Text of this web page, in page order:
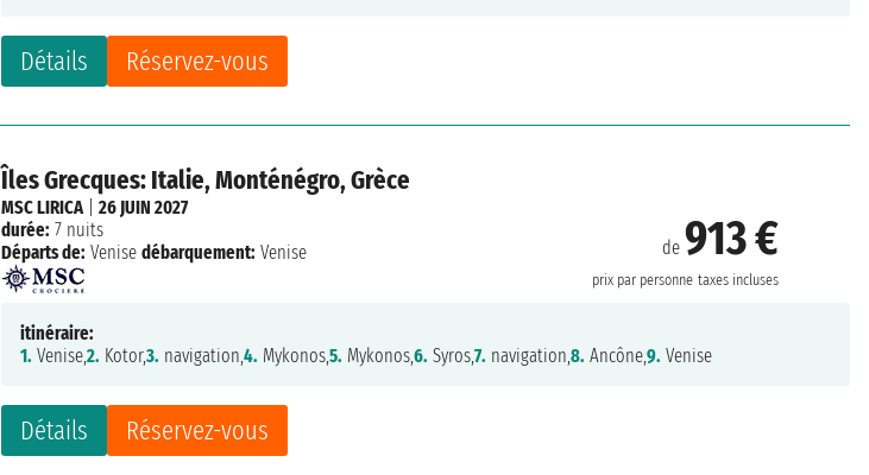
Détails Réservez-vous
Îles Grecques: Italie, Monténégro, Grèce
de 913 €
prix par personne taxes incluses
Détails Réservez-vous
MSC LIRICA|26 JUIN 2027
durée: 7 nuits
Départs de: Venise débarquement: Venise
itinéraire:
1. Venise,2. Kotor,3. navigation,4. Mykonos,5. Mykonos,6. Syros,7. navigation,8. Ancône,9. Venise